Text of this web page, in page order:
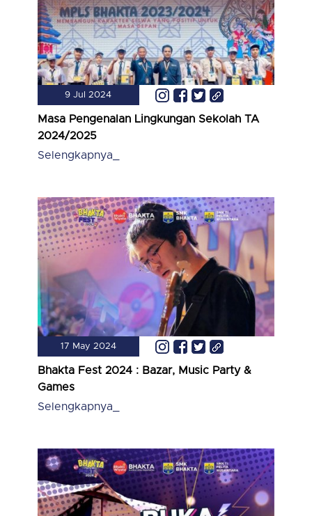
9 Jul 2024
Masa Pengenalan Lingkungan Sekolah TA
2024/2025
Selengkapnya_
17 May 2024
Bhakta Fest 2024 : Bazar, Music Party &
Games
Selengkapnya_